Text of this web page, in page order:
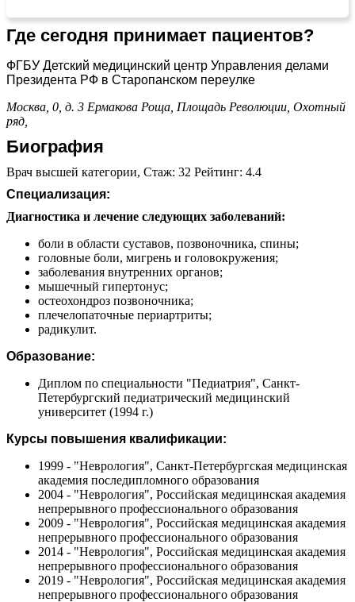
Где сегодня принимает пациентов?
ФГБУ Детский медицинский центр Управления делами
Президента РФ в Старопанском переулке
Москва, 0, д. 3 Ермакова Роща, Площадь Революции, Охотный
ряд,
Биография
Врач высшей категории, Стаж: 32 Рейтинг: 4.4
Специализация:
Диагностика и лечение следующих заболеваний:
боли в области суставов, позвоночника, спины;
головные боли, мигрень и головокружения;
заболевания внутренних органов;
мышечный гипертонус;
остеохондроз позвоночника;
плечелопаточные периартриты;
радикулит.
Образование:
Диплом по специальности "Педиатрия", Санкт-
Петербургский педиатрический медицинский
университет (1994 г.)
Курсы повышения квалификации:
1999 - "Неврология", Санкт-Петербургская медицинская
академия последипломного образования
2004 - "Неврология", Российская медицинская академия
непрерывного профессионального образования
2009 - "Неврология", Российская медицинская академия
непрерывного профессионального образования
2014 - "Неврология", Российская медицинская академия
непрерывного профессионального образования
2019 - "Неврология", Российская медицинская академия
непрерывного профессионального образования